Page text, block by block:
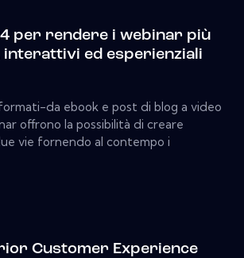
per rendere i webinar più
interattivi ed esperienziali
da ebook e post di blog a video
offrono la possibilità di creare
vie fornendo al contempo i
Customer Experience